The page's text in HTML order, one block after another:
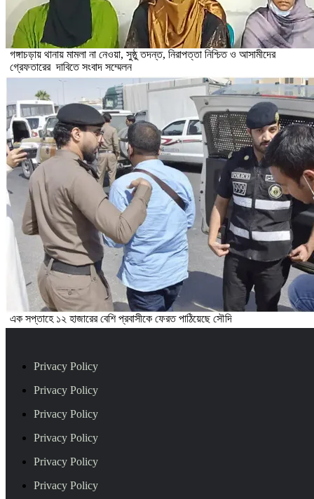
গঙ্গাচড়ায় থানায় মামলা না নেওয়া, সুষ্ঠু তদন্ত, নিরাপত্তা নিশ্চিত ও আসামীদের
গ্রেফতারের দাবিতে সংবাদ সম্মেলন
এক সপ্তাহে ১২ হাজারের বেশি প্রবাসীকে ফেরত পাঠিয়েছে সৌদি
Privacy Policy
Privacy Policy
Privacy Policy
Privacy Policy
Privacy Policy
Privacy Policy